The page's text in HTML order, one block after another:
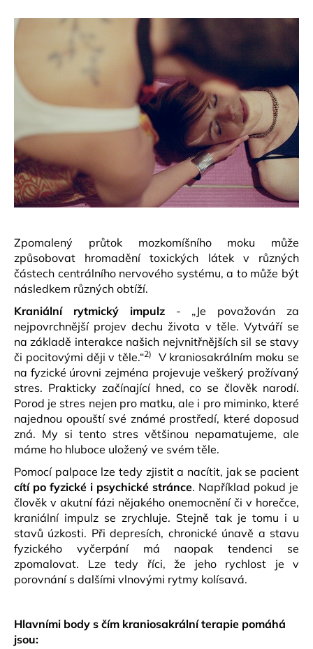
Zpomalený průtok mozkomíšního moku může
způsobovat hromadění toxických látek v různých
částech centrálního nervového systému, a to může být
následkem různých obtíží.
Kraniální rytmický impulz - „Je považován za
nejpovrchnější projev dechu života v těle. Vytváří se
na základě interakce našich nejvnitřnějších sil se stavy
či pocitovými ději v těle.“2)
V kraniosakrálním moku se
na fyzické úrovni zejména projevuje veškerý prožívaný
stres. Prakticky začínající hned, co se člověk narodí.
Porod je stres nejen pro matku, ale i pro miminko, které
najednou opouští své známé prostředí, které doposud
zná. My si tento stres většinou nepamatujeme, ale
máme ho hluboce uložený ve svém těle.
Pomocí palpace lze tedy zjistit a nacítit, jak se pacient
cítí po fyzické i psychické stránce. Například pokud je
člověk v akutní fázi nějakého onemocnění či v horečce,
kraniální impulz se zrychluje. Stejně tak je tomu i u
stavů úzkosti. Při depresích, chronické únavě a stavu
fyzického vyčerpání má naopak tendenci se
zpomalovat. Lze tedy říci, že jeho rychlost je v
porovnání s dalšími vlnovými rytmy kolísavá.
Hlavními body s čím kraniosakrální terapie pomáhá
jsou:
Kč